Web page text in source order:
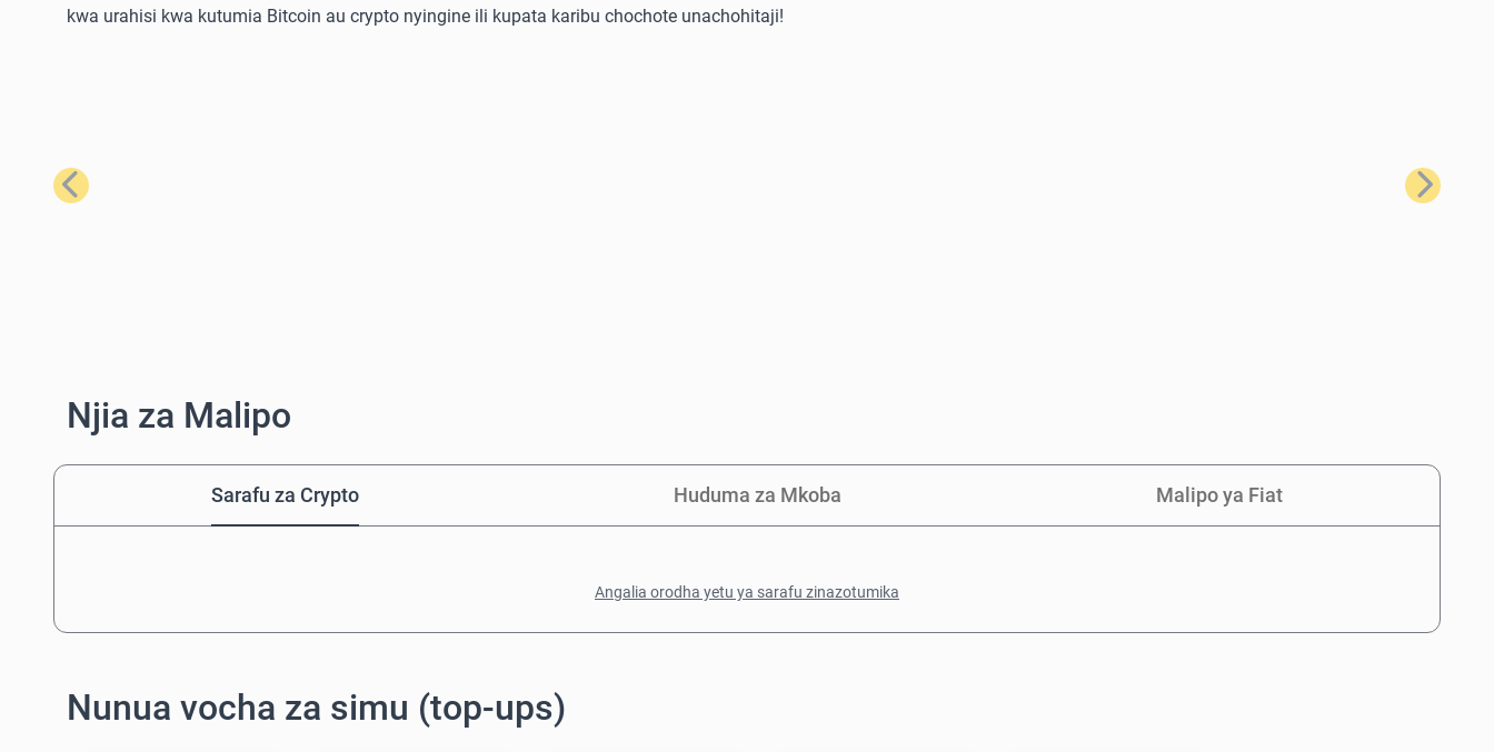
kwa urahisi kwa kutumia Bitcoin au crypto nyingine ili kupata karibu chochote unachohitaji!
Iliyopita Ifuatayo
Njia za Malipo
Sarafu za Crypto Huduma za Mkoba Malipo ya Fiat
Angalia orodha yetu ya sarafu zinazotumika
Nunua vocha za simu (top-ups)